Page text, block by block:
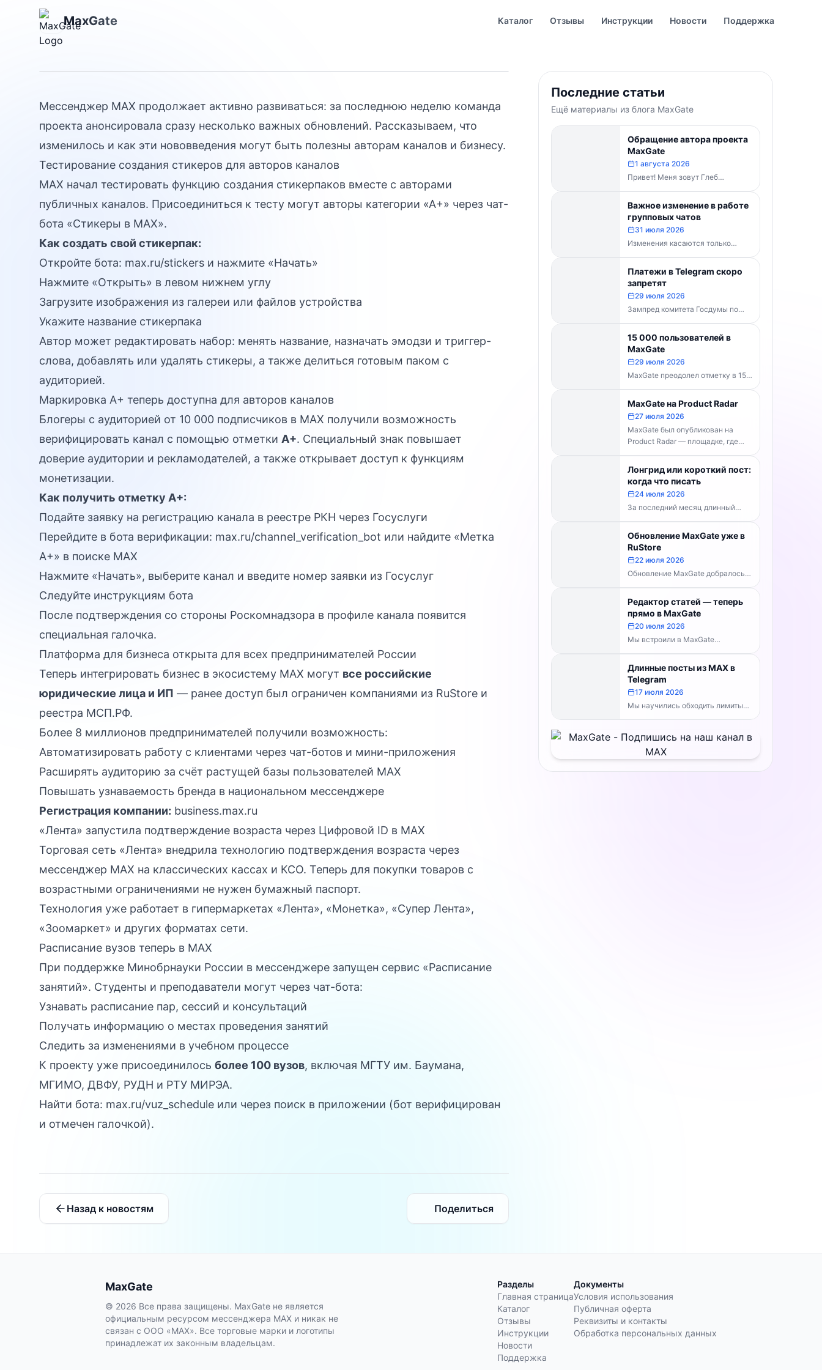
MaxGate Каталог Отзывы Инструкции Новости Поддержка
сервисы
Мессенджер MAX продолжает активно развиваться: за последнюю неделю команда
проекта анонсировала сразу несколько важных обновлений. Рассказываем, что
изменилось и как эти нововведения могут быть полезны авторам каналов и бизнесу.
Тестирование создания стикеров для авторов каналов
MAX начал тестировать функцию создания стикерпаков вместе с авторами
публичных каналов. Присоединиться к тесту могут авторы категории «А+» через чат-
бота «Стикеры в МАХ».
Как создать свой стикерпак:
Откройте бота: max.ru/stickers и нажмите «Начать»
Нажмите «Открыть» в левом нижнем углу
Загрузите изображения из галереи или файлов устройства
Укажите название стикерпака
Автор может редактировать набор: менять название, назначать эмодзи и триггер-
слова, добавлять или удалять стикеры, а также делиться готовым паком с
аудиторией.
Маркировка А+ теперь доступна для авторов каналов
Блогеры с аудиторией от 10 000 подписчиков в MAX получили возможность
верифицировать канал с помощью отметки А+. Специальный знак повышает
доверие аудитории и рекламодателей, а также открывает доступ к функциям
монетизации.
Как получить отметку А+:
Подайте заявку на регистрацию канала в реестре РКН через Госуслуги
Перейдите в бота верификации: max.ru/channel_verification_bot или найдите «Метка
А+» в поиске MAX
Нажмите «Начать», выберите канал и введите номер заявки из Госуслуг
Следуйте инструкциям бота
После подтверждения со стороны Роскомнадзора в профиле канала появится
специальная галочка.
Платформа для бизнеса открыта для всех предпринимателей России
Теперь интегрировать бизнес в экосистему MAX могут все российские
юридические лица и ИП — ранее доступ был ограничен компаниями из RuStore и
реестра МСП.РФ.
Более 8 миллионов предпринимателей получили возможность:
Автоматизировать работу с клиентами через чат-ботов и мини-приложения
Расширять аудиторию за счёт растущей базы пользователей MAX
Повышать узнаваемость бренда в национальном мессенджере
Регистрация компании: business.max.ru
«Лента» запустила подтверждение возраста через Цифровой ID в MAX
Торговая сеть «Лента» внедрила технологию подтверждения возраста через
мессенджер MAX на классических кассах и КСО. Теперь для покупки товаров с
возрастными ограничениями не нужен бумажный паспорт.
Технология уже работает в гипермаркетах «Лента», «Монетка», «Супер Лента»,
«Зоомаркет» и других форматах сети.
Расписание вузов теперь в MAX
При поддержке Минобрнауки России в мессенджере запущен сервис «Расписание
занятий». Студенты и преподаватели могут через чат-бота:
Узнавать расписание пар, сессий и консультаций
Получать информацию о местах проведения занятий
Следить за изменениями в учебном процессе
К проекту уже присоединилось более 100 вузов, включая МГТУ им. Баумана,
МГИМО, ДВФУ, РУДН и РТУ МИРЭА.
Найти бота: max.ru/vuz_schedule или через поиск в приложении (бот верифицирован
и отмечен галочкой).
Назад к новостям Поделиться
Последние статьи
Ещё материалы из блога MaxGate
Обращение автора проекта
MaxGate
1 августа 2026
Привет! Меня зовут Глеб
Буваненко — кто-то из вас уже
знает меня по чату поддержки....
Важное изменение в работе
групповых чатов
31 июля 2026
Изменения касаются только
групп и чатов. Каналы работают в
прежнем режиме — владельцам
каналов делать...
Платежи в Telegram скоро
запретят
29 июля 2026
Зампред комитета Госдумы по
информполитике Андрей Свинцов
рекомендовал россиянам
временно воздержаться от оплат
внутри Telegram...
15 000 пользователей в
MaxGate
29 июля 2026
MaxGate преодолел отметку в 15
000 пользователей! Каждый день
сервис обрабатывает более 30
000 фотографий...
MaxGate на Product Radar
27 июля 2026
MaxGate был опубликован на
Product Radar — площадке, где
выбирают лучшие российские
технологические продукты. Если...
Лонгрид или короткий пост:
когда что писать
24 июля 2026
За последний месяц длинный
формат перестал быть
технической проблемой. Telegram
выпустил конструктор статей,
MaxGate научился...
Обновление MaxGate уже в
RuStore
22 июля 2026
Обновление MaxGate добралось
до RuStore — теперь актуальная
версия доступна всем, без
скачивания APK напрямую:...
Редактор статей — теперь
прямо в MaxGate
20 июля 2026
Мы встроили в MaxGate
собственный редактор статей.
Теперь большой материал с
таблицами, изображениями и
полным...
Длинные посты из MAX в
Telegram
17 июля 2026
Мы научились обходить лимиты
символов Telegram. Теперь, если
ограничение, MaxGate
отправляет...
MaxGate
© 2026 Все права защищены. MaxGate не является
официальным ресурсом мессенджера MAX и никак не
связан с ООО «МАХ». Все торговые марки и логотипы
принадлежат их законным владельцам.
Разделы
Главная страница
Каталог
Отзывы
Инструкции
Новости
Поддержка
Документы
Условия использования
Публичная оферта
Реквизиты и контакты
Обработка персональных данных